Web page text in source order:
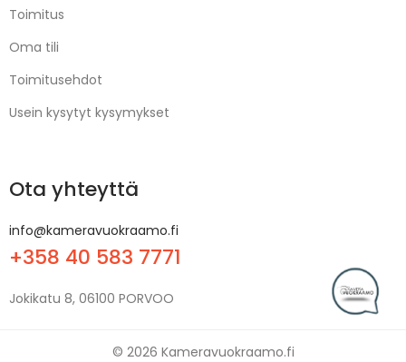
Toimitus
Oma tili
Toimitusehdot
Usein kysytyt kysymykset
Ota yhteyttä
info@kameravuokraamo.fi
+358 40 583 7771
Jokikatu 8, 06100 PORVOO
© 2026 Kameravuokraamo.fi